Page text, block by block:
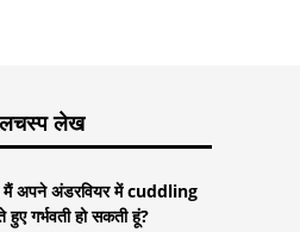
लेख
मैं अपने अंडरवियर में cuddling
हुए गर्भवती हो सकती हूं?